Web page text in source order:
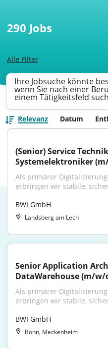
Alle Filter
290 Jobs
Ihre Jobsuche könnte
wenn Sie nach einer
einem Tätigkeitsfeld
Relevanz Datum
(Senior) Service
Systemelektroniker
Als primärer
erbringen wir stabile,
BWI GmbH
Landsberg am Lech
Senior Application
DataWarehouse (m/w/
Als primärer
erbringen wir stabile,
BWI GmbH
Bonn, Meckenheim